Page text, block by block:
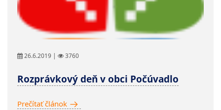
26.6.2019 | 3760
Rozprávkový deň v obci Počúvadlo
Prečítať článok